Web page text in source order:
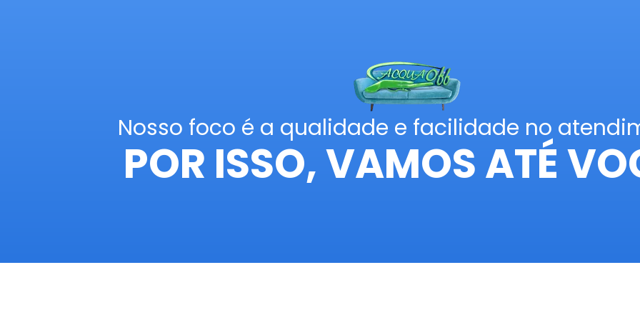
Nosso foco é a qualidade e facilidade no
POR ISSO, VAMOS ATÉ